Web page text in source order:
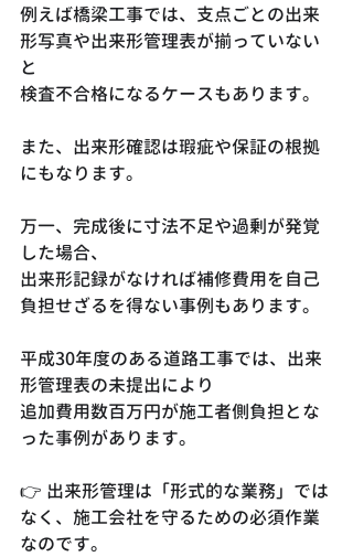
例えば橋梁工事では、支点ごとの出来
形写真や出来形管理表が揃っていない
と
検査不合格になるケースもあります。
また、出来形確認は瑕疵や保証の根拠
にもなります。
万一、完成後に寸法不足や過剰が発覚
した場合、
出来形記録がなければ補修費用を自己
負担せざるを得ない事例もあります。
平成30年度のある道路工事では、出来
形管理表の未提出により
追加費用数百万円が施工者側負担とな
った事例があります。
👉 出来形管理は「形式的な業務」では
なく、施工会社を守るための必須作業
なのです。